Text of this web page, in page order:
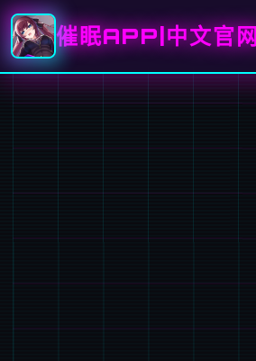
催眠APP|中文官网